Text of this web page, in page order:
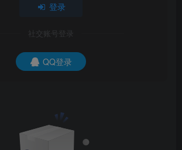
登录
社交账号登录
QQ登录